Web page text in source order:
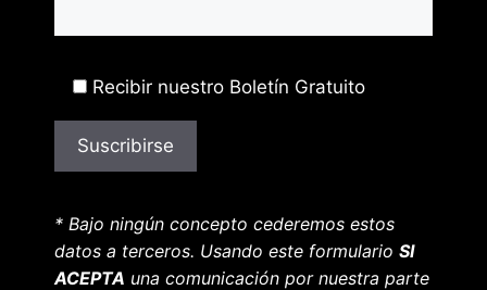
Recibir nuestro Boletín Gratuito
* Bajo ningún concepto cederemos estos
datos a terceros. Usando este formulario SI
ACEPTA una comunicación por nuestra parte